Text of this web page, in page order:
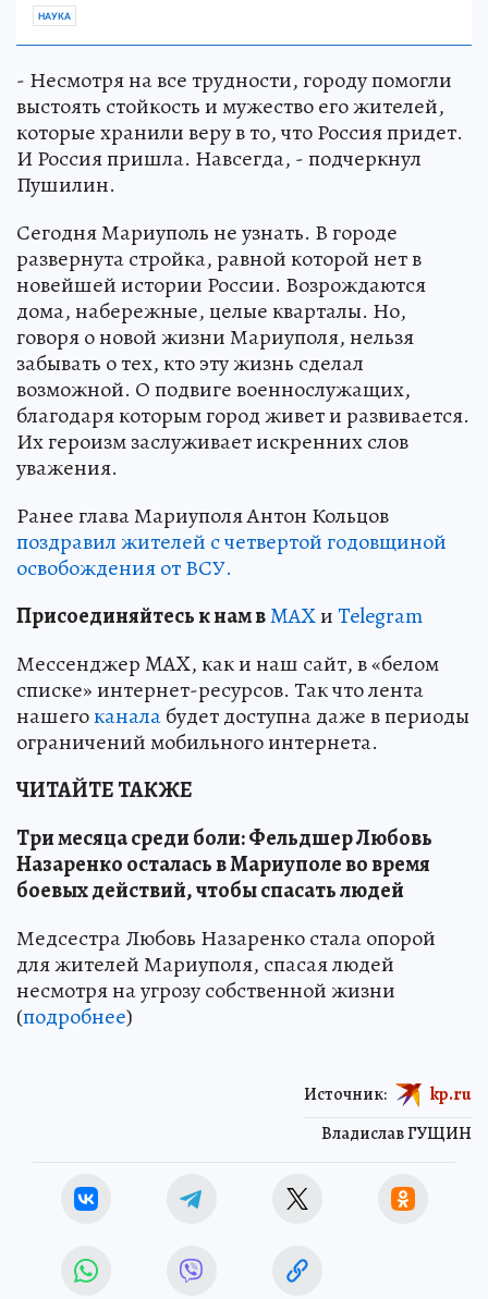
НАУКА
- Несмотря на все трудности, городу помогли
выстоять стойкость и мужество его жителей,
которые хранили веру в то, что Россия придет.
И Россия пришла. Навсегда, - подчеркнул
Пушилин.
Сегодня Мариуполь не узнать. В городе
развернута стройка, равной которой нет в
новейшей истории России. Возрождаются
дома, набережные, целые кварталы. Но,
говоря о новой жизни Мариуполя, нельзя
забывать о тех, кто эту жизнь сделал
возможной. О подвиге военнослужащих,
благодаря которым город живет и развивается.
Их героизм заслуживает искренних слов
уважения.
Ранее глава Мариуполя Антон Кольцов
поздравил жителей с четвертой годовщиной
освобождения от ВСУ.
Присоединяйтесь к нам вMAXиTelegram
Мессенджер MAX, как и наш сайт, в «белом
списке» интернет-ресурсов. Так что лента
нашегоканалабудет доступна даже в периоды
ограничений мобильного интернета.
ЧИТАЙТЕ ТАКЖЕ
Три месяца среди боли: Фельдшер Любовь
Назаренко осталась в Мариуполе во время
боевых действий, чтобы спасать людей
Медсестра Любовь Назаренко стала опорой
для жителей Мариуполя, спасая людей
несмотря на угрозу собственной жизни
(подробнее)
Владислав ГУЩИН
Источник: kp.ru